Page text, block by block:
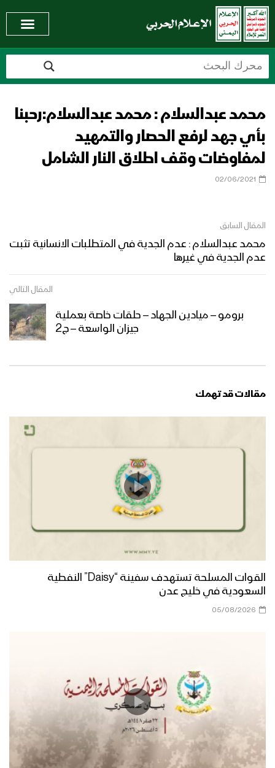
محمد عبدالسلام : محمد عبدالسلام:رحبنا
بأي جهد لرفع الحصار والتمهيد
لمفاوضات وقف اطلاق النار الشامل
02/06/2021
المقال السابق
محمد عبدالسلام : عدم الجدية في المتطلبات الانسانية تثبت
عدم الجدية في غيرها
المقال التالي
برومو – ميادين الجهاد – حلقات خاصة بعملية
جيزان الواسعة – ج2
مقالات قد تهمك
القوات المسلحة تستهدف سفينة “Daisy” النفطية
السعودية في خليج عدن
05/08/2026